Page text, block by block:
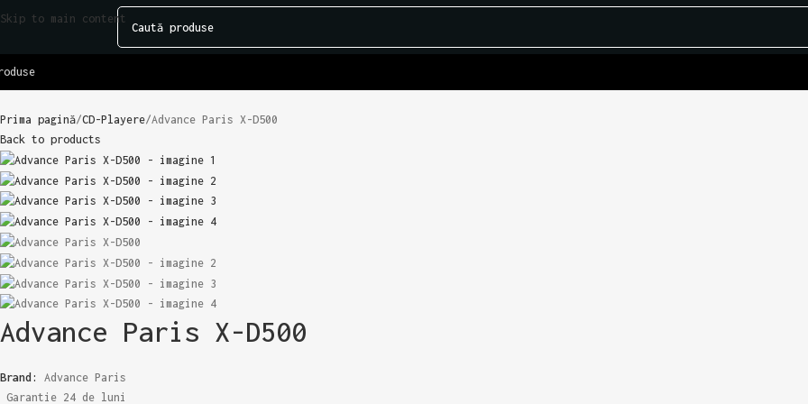
Skip to main content
Prima pagină CD-Playere Advance Paris X-D500
Back to products
Advance Paris X-D500
Brand: Advance Paris
Garantie 24 de luni